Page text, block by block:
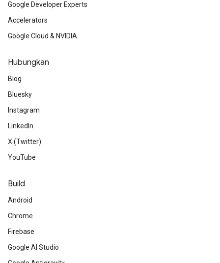
Google Developer Experts
Accelerators
Google Cloud & NVIDIA
Hubungkan
Blog
Bluesky
Instagram
LinkedIn
X (Twitter)
YouTube
Build
Android
Chrome
Firebase
Google AI Studio